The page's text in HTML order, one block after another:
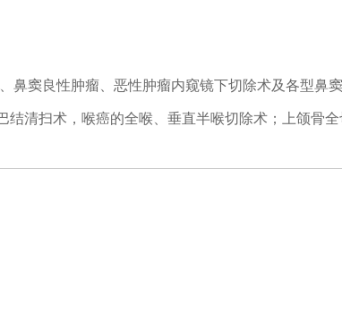
鼻窦良性肿瘤、恶性肿瘤内窥镜下切除术及各型鼻
结清扫术，喉癌的全喉、垂直半喉切除术；上颌骨